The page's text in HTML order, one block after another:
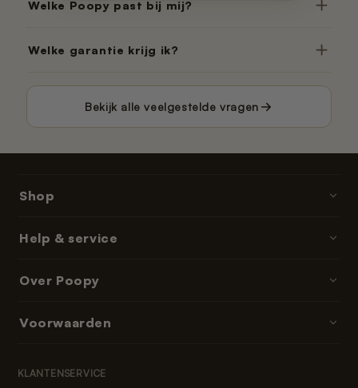
Welke Poopy past bij mij?
Welke garantie krijg ik?
Bekijk alle veelgestelde vragen
Shop
Accessoires
Help & service
Bezorgtijden
Veelgestelde vragen
Over Poopy
Leeshoek
Voorwaarden
KLANTENSERVICE